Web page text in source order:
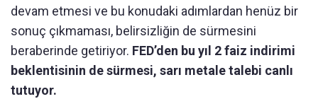
devam etmesi ve bu konudaki adımlardan henüz bir
sonuç çıkmaması, belirsizliğin de sürmesini
beraberinde getiriyor. FED’den bu yıl 2 faiz indirimi
beklentisinin de sürmesi, sarı metale talebi canlı
tutuyor.